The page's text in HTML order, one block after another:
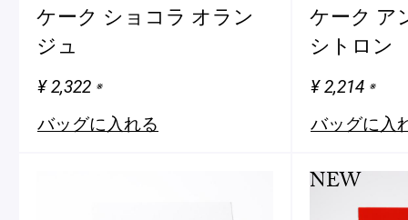
ケーク ショコラ オラン
ジュ
¥ 2,322 ※
バッグに入れる
ケーク ア
シトロン
¥ 2,214 ※
バッグに入
NEW